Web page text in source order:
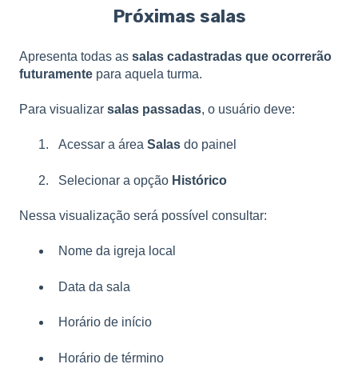
Próximas salas
Apresenta todas as salas cadastradas que ocorrerão
futuramente para aquela turma.
Para visualizar salas passadas, o usuário deve:
Acessar a área Salas do painel
Selecionar a opção Histórico
Nessa visualização será possível consultar:
Nome da igreja local
Data da sala
Horário de início
Horário de término